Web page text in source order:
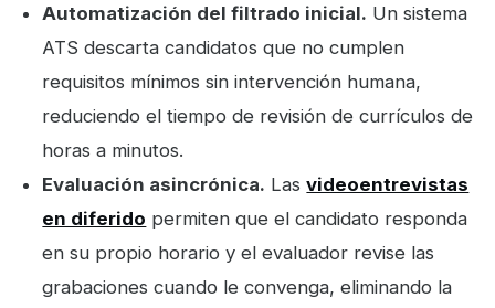
Automatización del filtrado inicial. Un sistema
ATS descarta candidatos que no cumplen
requisitos mínimos sin intervención humana,
reduciendo el tiempo de revisión de currículos de
horas a minutos.
Evaluación asincrónica. Lasvideoentrevistas
en diferido permiten que el candidato responda
en su propio horario y el evaluador revise las
grabaciones cuando le convenga, eliminando la